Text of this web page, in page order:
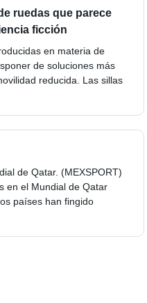
ruedas que parece
ficción
en materia de
de soluciones más
reducida. Las sillas
de Qatar. (MEXSPORT)
en el Mundial de Qatar
países han fingido